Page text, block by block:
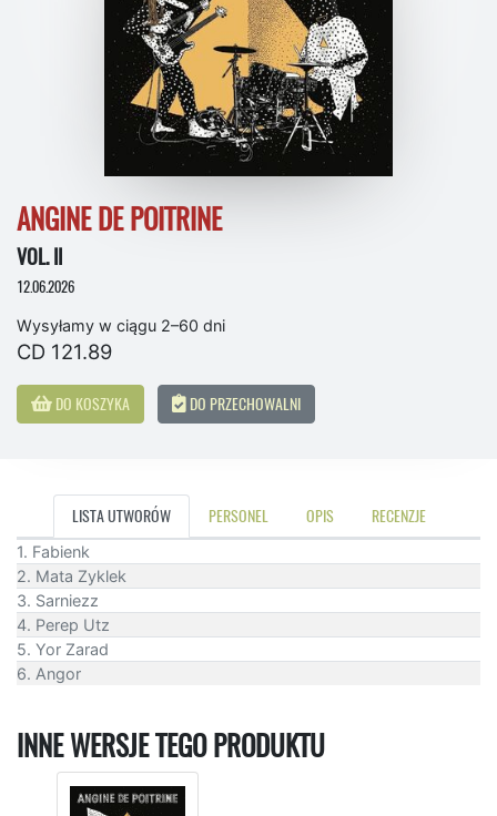
ANGINE DE POITRINE
VOL. II
12.06.2026
Wysyłamy w ciągu 2–60 dni
CD 121.89
DO KOSZYKA DO PRZECHOWALNI
LISTA UTWORÓW PERSONEL OPIS RECENZJE
1. Fabienk
2. Mata Zyklek
3. Sarniezz
4. Perep Utz
5. Yor Zarad
6. Angor
INNE WERSJE TEGO PRODUKTU